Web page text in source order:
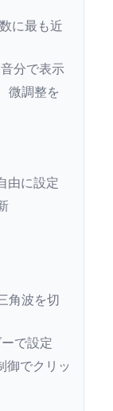
に最も近
分で表示
微調整を
由に設定
角波を切
で設定
でクリッ